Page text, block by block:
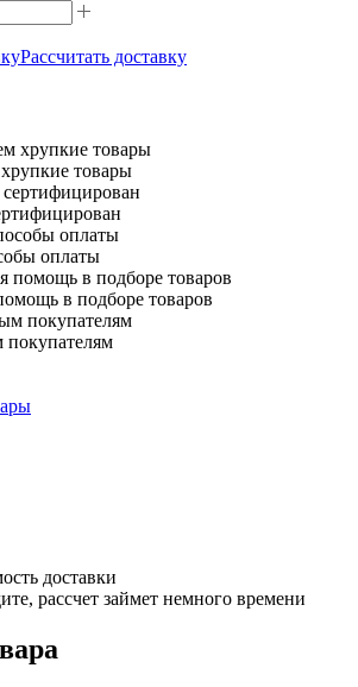
Рассчитать доставку
товары
оплаты
в подборе товаров
доставки
рассчет займет немного времени